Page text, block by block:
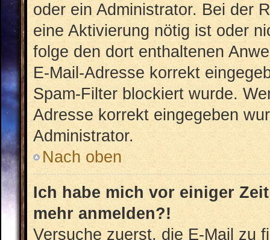
oder ein Administrator. Bei der
eine Aktivierung nötig ist oder
folge den dort enthaltenen
E-Mail-Adresse korrekt
Spam-Filter blockiert wurde.
Adresse korrekt eingegeben
Administrator.
Nach oben
Ich habe mich vor einiger
mehr anmelden?!
Versuche zuerst, die E-Mail zu